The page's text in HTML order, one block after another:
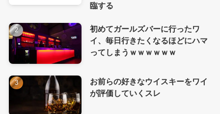
臨する
初めてガールズバーに行ったワ
イ、毎日行きたくなるほどにハマ
ってしまうｗｗｗｗｗｗ
お前らの好きなウイスキーをワイ
が評価していくスレ